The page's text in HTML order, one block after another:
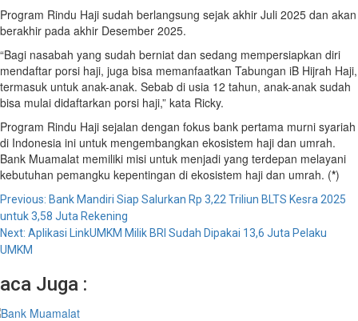
Program Rindu Haji sudah berlangsung sejak akhir Juli 2025 dan akan
berakhir pada akhir Desember 2025.
“Bagi nasabah yang sudah berniat dan sedang mempersiapkan diri
mendaftar porsi haji, juga bisa memanfaatkan Tabungan iB Hijrah Haji,
termasuk untuk anak-anak. Sebab di usia 12 tahun, anak-anak sudah
bisa mulai didaftarkan porsi haji,” kata Ricky.
Program Rindu Haji sejalan dengan fokus bank pertama murni syariah
di Indonesia ini untuk mengembangkan ekosistem haji dan umrah.
Bank Muamalat memiliki misi untuk menjadi yang terdepan melayani
kebutuhan pemangku kepentingan di ekosistem haji dan umrah. (*)
Previous: Bank Mandiri Siap Salurkan Rp 3,22 Triliun BLTS Kesra 2025
untuk 3,58 Juta Rekening
Next: Aplikasi LinkUMKM Milik BRI Sudah Dipakai 13,6 Juta Pelaku
UMKM
Juga :